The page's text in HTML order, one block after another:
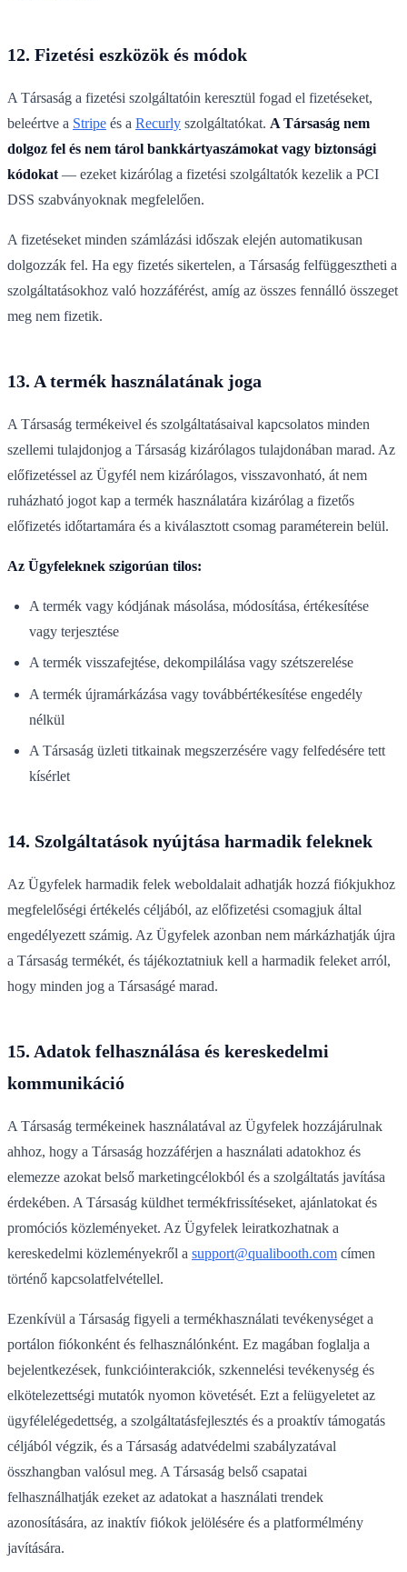
12. Fizetési eszközök és módok
A Társaság a fizetési szolgáltatóin keresztül fogad el fizetéseket,
beleértve a Stripe és a Recurly szolgáltatókat. A Társaság nem
dolgoz fel és nem tárol bankkártyaszámokat vagy biztonsági
kódokat — ezeket kizárólag a fizetési szolgáltatók kezelik a PCI
DSS szabványoknak megfelelően.
A fizetéseket minden számlázási időszak elején automatikusan
dolgozzák fel. Ha egy fizetés sikertelen, a Társaság felfüggesztheti a
szolgáltatásokhoz való hozzáférést, amíg az összes fennálló összeget
meg nem fizetik.
13. A termék használatának joga
A Társaság termékeivel és szolgáltatásaival kapcsolatos minden
szellemi tulajdonjog a Társaság kizárólagos tulajdonában marad. Az
előfizetéssel az Ügyfél nem kizárólagos, visszavonható, át nem
ruházható jogot kap a termék használatára kizárólag a fizetős
előfizetés időtartamára és a kiválasztott csomag paraméterein belül.
Az Ügyfeleknek szigorúan tilos:
A termék vagy kódjának másolása, módosítása, értékesítése
vagy terjesztése
A termék visszafejtése, dekompilálása vagy szétszerelése
A termék újramárkázása vagy továbbértékesítése engedély
nélkül
A Társaság üzleti titkainak megszerzésére vagy felfedésére tett
kísérlet
14. Szolgáltatások nyújtása harmadik feleknek
Az Ügyfelek harmadik felek weboldalait adhatják hozzá fiókjukhoz
megfelelőségi értékelés céljából, az előfizetési csomagjuk által
engedélyezett számig. Az Ügyfelek azonban nem márkázhatják újra
a Társaság termékét, és tájékoztatniuk kell a harmadik feleket arról,
hogy minden jog a Társaságé marad.
15. Adatok felhasználása és kereskedelmi
kommunikáció
A Társaság termékeinek használatával az Ügyfelek hozzájárulnak
ahhoz, hogy a Társaság hozzáférjen a használati adatokhoz és
elemezze azokat belső marketingcélokból és a szolgáltatás javítása
érdekében. A Társaság küldhet termékfrissítéseket, ajánlatokat és
promóciós közleményeket. Az Ügyfelek leiratkozhatnak a
kereskedelmi közleményekről a support@qualibooth.com címen
történő kapcsolatfelvétellel.
Ezenkívül a Társaság figyeli a termékhasználati tevékenységet a
portálon fiókonként és felhasználónként. Ez magában foglalja a
bejelentkezések, funkcióinterakciók, szkennelési tevékenység és
elkötelezettségi mutatók nyomon követését. Ezt a felügyeletet az
ügyfélelégedettség, a szolgáltatásfejlesztés és a proaktív támogatás
céljából végzik, és a Társaság adatvédelmi szabályzatával
összhangban valósul meg. A Társaság belső csapatai
felhasználhatják ezeket az adatokat a használati trendek
azonosítására, az inaktív fiókok jelölésére és a platformélmény
javítására.